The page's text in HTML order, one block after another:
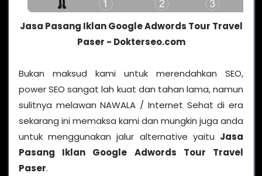
Jasa Pasang Iklan Google Adwords Tour Travel
Paser - Dokterseo.com
Bukan maksud kami untuk merendahkan SEO,
power SEO sangat lah kuat dan tahan lama, namun
sulitnya melawan NAWALA / Internet Sehat di era
sekarang ini memaksa kami dan mungkin juga anda
untuk menggunakan jalur alternative yaitu Jasa
Pasang Iklan Google Adwords Tour Travel
Paser.